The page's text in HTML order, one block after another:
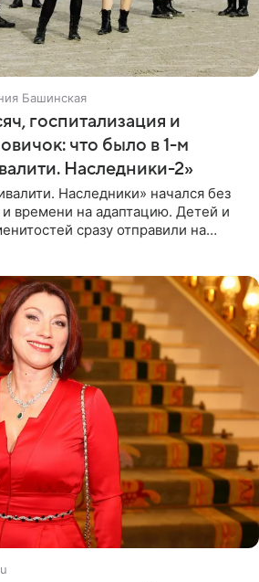
Башинская
госпитализация и
что было в 1-м
Наследники-2»
Наследники» начался без
и времени на адаптацию. Детей и
сразу отправили на